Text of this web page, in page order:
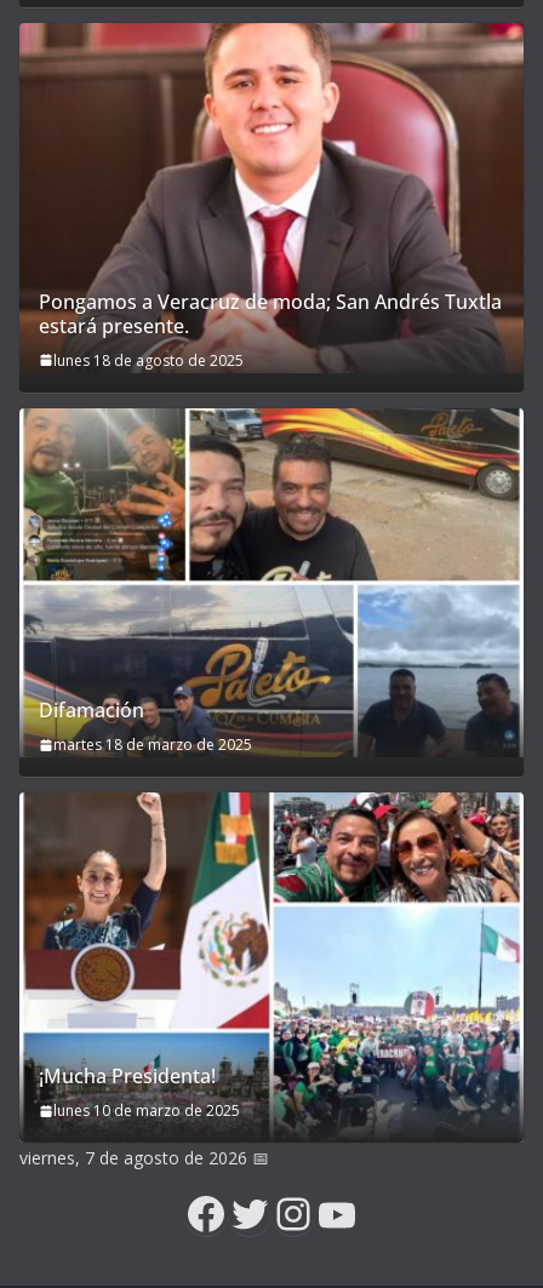
Pongamos a Veracruz de moda; San Andrés Tuxtla
estará presente.
lunes 18 de agosto de 2025
Difamación
martes 18 de marzo de 2025
¡Mucha Presidenta!
lunes 10 de marzo de 2025
viernes, 7 de agosto de 2026 📅
Facebook
Twitter
Instagram
YouTube